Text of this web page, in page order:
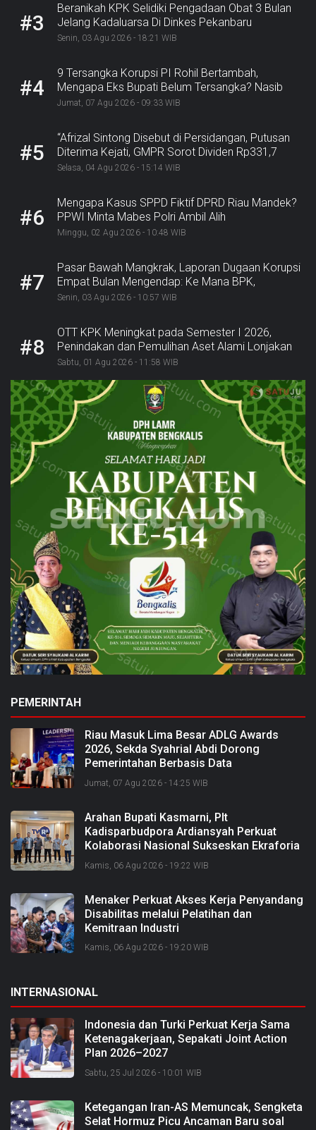
#3
Beranikah KPK Selidiki Pengadaan Obat 3 Bulan
Jelang Kadaluarsa Di Dinkes Pekanbaru
Senin, 03 Agu 2026 - 18:21 WIB
#4
9 Tersangka Korupsi PI Rohil Bertambah,
Mengapa Eks Bupati Belum Tersangka? Nasib
Rp9,2 Miliar
Jumat, 07 Agu 2026 - 09:33 WIB
#5
“Afrizal Sintong Disebut di Persidangan, Putusan
Diterima Kejati, GMPR Sorot Dividen Rp331,7
Miliar”
Selasa, 04 Agu 2026 - 15:14 WIB
#6
Mengapa Kasus SPPD Fiktif DPRD Riau Mandek?
PPWI Minta Mabes Polri Ambil Alih
Minggu, 02 Agu 2026 - 10:48 WIB
#7
Pasar Bawah Mangkrak, Laporan Dugaan Korupsi
Empat Bulan Mengendap: Ke Mana BPK,
Inspektorat, dan Kejaksaan?
Senin, 03 Agu 2026 - 10:57 WIB
#8
OTT KPK Meningkat pada Semester I 2026,
Penindakan dan Pemulihan Aset Alami Lonjakan
Sabtu, 01 Agu 2026 - 11:58 WIB
PEMERINTAH
Riau Masuk Lima Besar ADLG Awards
2026, Sekda Syahrial Abdi Dorong
Pemerintahan Berbasis Data
Jumat, 07 Agu 2026 - 14:25 WIB
Arahan Bupati Kasmarni, Plt
Kadisparbudpora Ardiansyah Perkuat
Kolaborasi Nasional Sukseskan Ekraforia
2026 dan Bangun Bengkalis sebagai
Kabupaten Kreatif
Kamis, 06 Agu 2026 - 19:22 WIB
Menaker Perkuat Akses Kerja Penyandang
Disabilitas melalui Pelatihan dan
Kemitraan Industri
Kamis, 06 Agu 2026 - 19:20 WIB
INTERNASIONAL
Indonesia dan Turki Perkuat Kerja Sama
Ketenagakerjaan, Sepakati Joint Action
Plan 2026–2027
Sabtu, 25 Jul 2026 - 10:01 WIB
Ketegangan Iran-AS Memuncak, Sengketa
Selat Hormuz Picu Ancaman Baru soal